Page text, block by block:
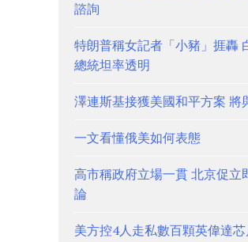
諮詢
特朗普稱女記者「小豬」捱轟
總統坦率透明
澤連斯基接獲美國和平方案 將
一文看懂俄美如何表態
高市稱政府立場一貫 北京促立
論
美方控4人走私數百顆英偉達